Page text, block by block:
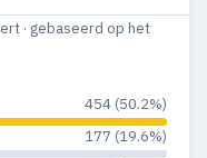
1
1
· gebaseerd op het
454 (50.2%)
177 (19.6%)